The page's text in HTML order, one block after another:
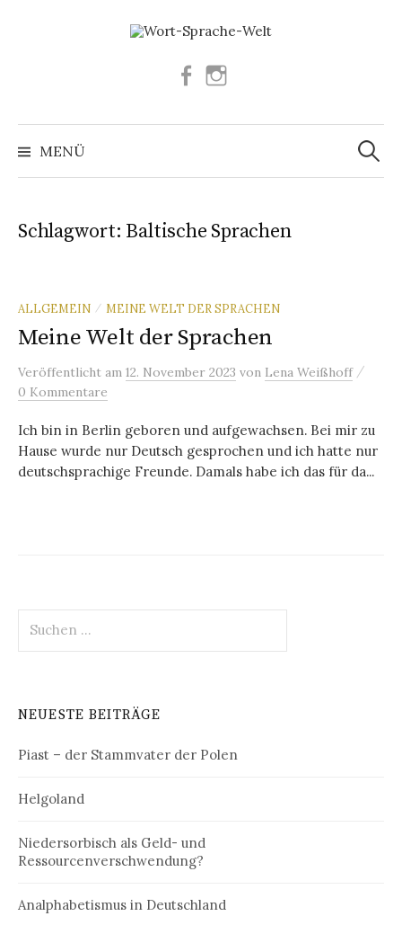
Facebook
MENÜ
Suchen
nach:
Schlagwort: Baltische Sprachen
ALLGEMEIN / MEINE WELT DER SPRACHEN
Meine Welt der Sprachen
Veröffentlicht am 12. November 2023 von Lena Weißhoff /
0 Kommentare
Ich bin in Berlin geboren und aufgewachsen. Bei mir zu
Hause wurde nur Deutsch gesprochen und ich hatte nur
deutschsprachige Freunde. Damals habe ich das für da...
nach:
NEUESTE BEITRÄGE
Piast – der Stammvater der Polen
Helgoland
Niedersorbisch als Geld- und
Ressourcenverschwendung?
Analphabetismus in Deutschland